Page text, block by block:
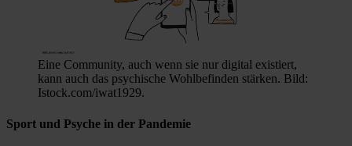
Eine Community, auch wenn sie nur digital existiert,
kann auch das psychische Wohlbefinden stärken. Bild:
Istock.com/iwat1929.
Sport und Psyche in der Pandemie